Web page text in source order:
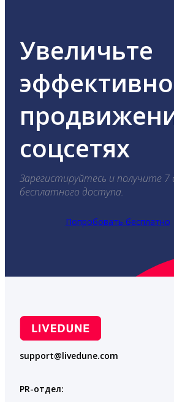
Увеличьте
соцсетях
Зарегистируйтесь и получите 7
бесплатного доступа.
Попробовать бесплатно
support@livedune.com
PR-отдел: